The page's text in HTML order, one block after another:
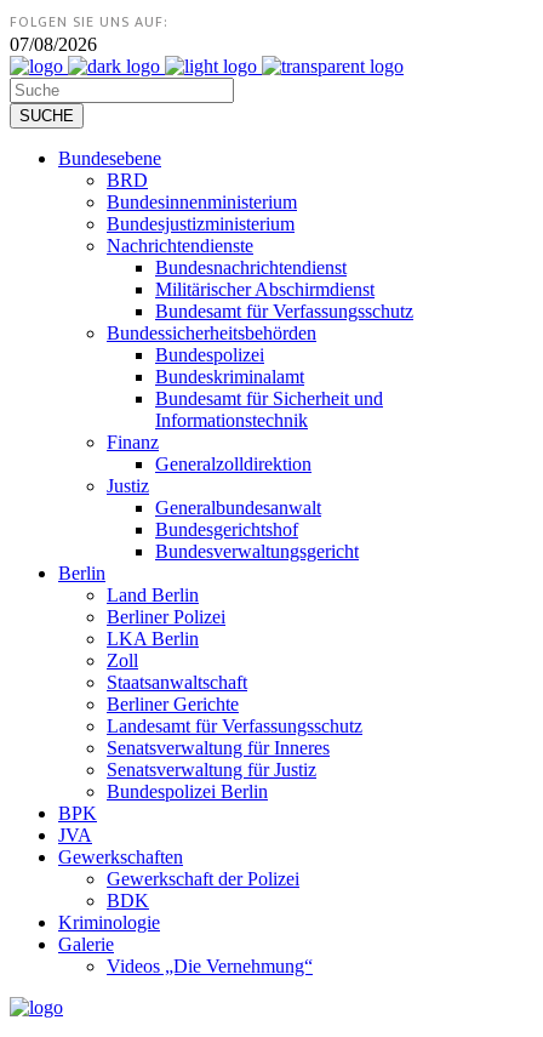
FOLGEN SIE UNS AUF:
07/08/2026
Bundesebene
BRD
Bundesinnenministerium
Bundesjustizministerium
Nachrichtendienste
Bundesnachrichtendienst
Militärischer Abschirmdienst
Bundesamt für Verfassungsschutz
Bundessicherheitsbehörden
Bundespolizei
Bundeskriminalamt
Bundesamt für Sicherheit und
Informationstechnik
Finanz
Generalzolldirektion
Justiz
Generalbundesanwalt
Bundesgerichtshof
Bundesverwaltungsgericht
Berlin
Land Berlin
Berliner Polizei
LKA Berlin
Zoll
Staatsanwaltschaft
Berliner Gerichte
Landesamt für Verfassungsschutz
Senatsverwaltung für Inneres
Senatsverwaltung für Justiz
Bundespolizei Berlin
BPK
JVA
Gewerkschaften
Gewerkschaft der Polizei
BDK
Kriminologie
Galerie
Videos „Die Vernehmung“